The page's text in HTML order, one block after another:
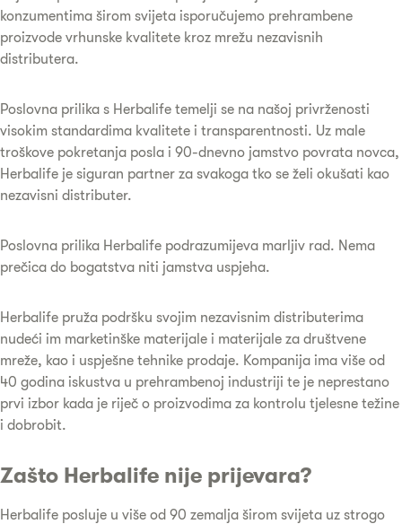
konzumentima širom svijeta isporučujemo prehrambene
proizvode vrhunske kvalitete kroz mrežu nezavisnih
distributera.
Poslovna prilika s Herbalife temelji se na našoj privrženosti
visokim standardima kvalitete i transparentnosti. Uz male
troškove pokretanja posla i 90-dnevno jamstvo povrata novca,
Herbalife je siguran partner za svakoga tko se želi okušati kao
nezavisni distributer.
Poslovna prilika Herbalife podrazumijeva marljiv rad. Nema
prečica do bogatstva niti jamstva uspjeha.
Herbalife pruža podršku svojim nezavisnim distributerima
nudeći im marketinške materijale i materijale za društvene
mreže, kao i uspješne tehnike prodaje. Kompanija ima više od
40 godina iskustva u prehrambenoj industriji te je neprestano
prvi izbor kada je riječ o proizvodima za kontrolu tjelesne težine
i dobrobit.
Zašto Herbalife nije prijevara?
Herbalife posluje u više od 90 zemalja širom svijeta uz strogo